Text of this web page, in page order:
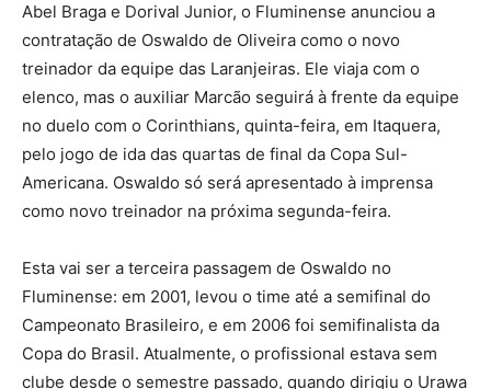
Abel Braga e Dorival Junior, o Fluminense anunciou a
contratação de Oswaldo de Oliveira como o novo
treinador da equipe das Laranjeiras. Ele viaja com o
elenco, mas o auxiliar Marcão seguirá à frente da equipe
no duelo com o Corinthians, quinta-feira, em Itaquera,
pelo jogo de ida das quartas de final da Copa Sul-
Americana. Oswaldo só será apresentado à imprensa
como novo treinador na próxima segunda-feira.
Esta vai ser a terceira passagem de Oswaldo no
Fluminense: em 2001, levou o time até a semifinal do
Campeonato Brasileiro, e em 2006 foi semifinalista da
Copa do Brasil. Atualmente, o profissional estava sem
clube desde o semestre passado, quando dirigiu o Urawa